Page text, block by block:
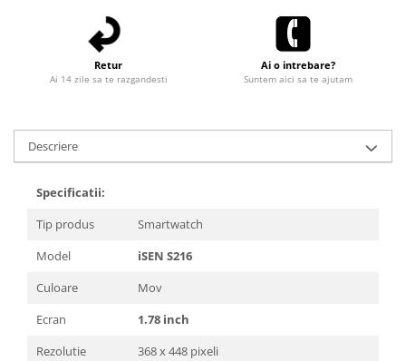
Retur
Ai 14 zile sa te razgandesti
Ai o intrebare?
Suntem aici sa te ajutam
Descriere
Specificatii:
Tip produs
Smartwatch
Model
iSEN S216
Culoare
Mov
Ecran
1.78 inch
Rezolutie
368 x 448 pixeli